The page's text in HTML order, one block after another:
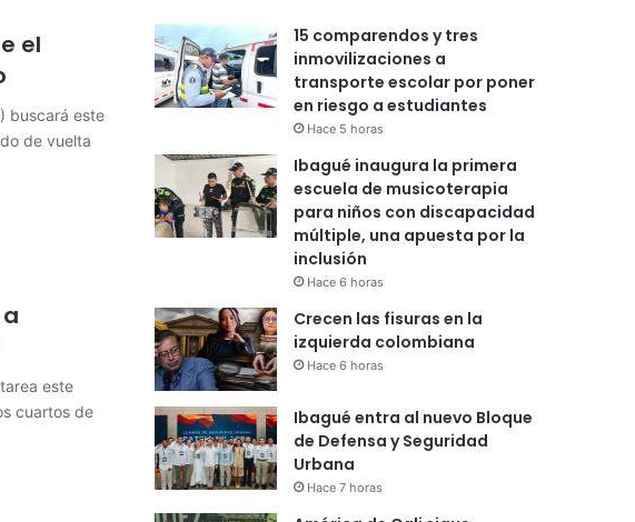
el
buscará este
de vuelta
este
cuartos de
15 comparendos y tres
inmovilizaciones a
transporte escolar por poner
en riesgo a estudiantes
Hace 5 horas
Ibagué inaugura la primera
escuela de musicoterapia
para niños con discapacidad
múltiple, una apuesta por la
inclusión
Hace 6 horas
Crecen las fisuras en la
izquierda colombiana
Hace 6 horas
Ibagué entra al nuevo Bloque
de Defensa y Seguridad
Urbana
Hace 7 horas